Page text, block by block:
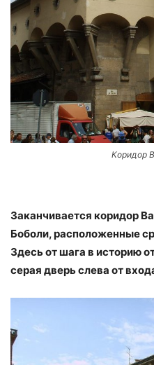
Коридор
Заканчивается коридор
Боболи, расположенные
Здесь от шага в историю
серая дверь слева от